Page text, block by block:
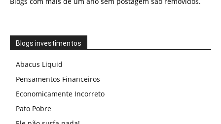
Blogs investimentos
Abacus Liquid
Pensamentos Financeiros
Economicamente Incorreto
Pato Pobre